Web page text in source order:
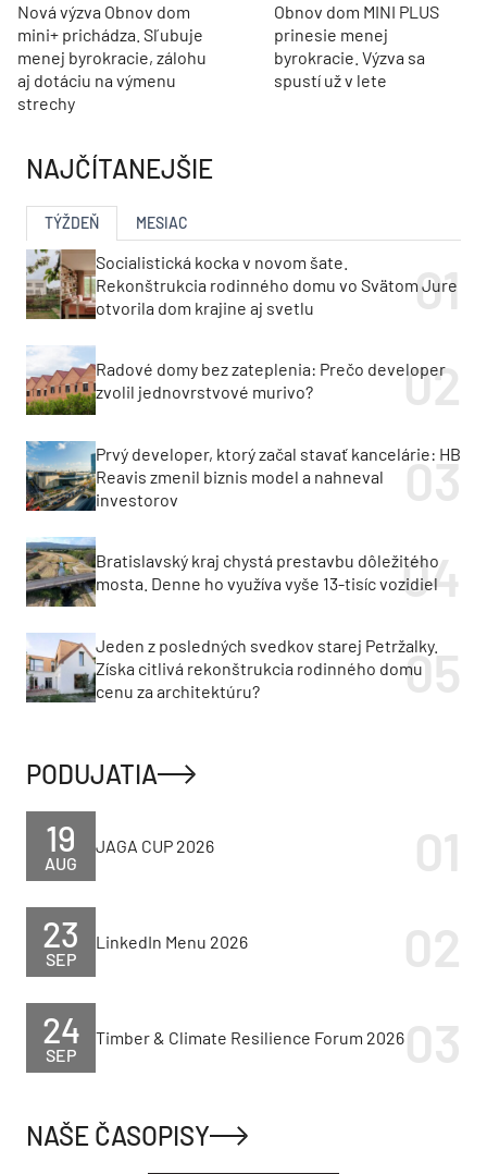
Nová výzva Obnov dom
mini+ prichádza. Sľubuje
menej byrokracie, zálohu
aj dotáciu na výmenu
strechy
Obnov dom MINI PLUS
prinesie menej
byrokracie. Výzva sa
spustí už v lete
NAJČÍTANEJŠIE
TÝŽDEŇ MESIAC
Socialistická kocka v novom šate.
Rekonštrukcia rodinného domu vo Svätom Jure
otvorila dom krajine aj svetlu
Radové domy bez zateplenia: Prečo developer
zvolil jednovrstvové murivo?
Prvý developer, ktorý začal stavať kancelárie: HB
Reavis zmenil biznis model a nahneval
investorov
Bratislavský kraj chystá prestavbu dôležitého
mosta. Denne ho využíva vyše 13-tisíc vozidiel
Jeden z posledných svedkov starej Petržalky.
Získa citlivá rekonštrukcia rodinného domu
cenu za architektúru?
PODUJATIA
AUG
19 JAGA CUP 2026
SEP
23 LinkedIn Menu 2026
SEP
24 Timber & Climate Resilience Forum 2026
NAŠE ČASOPISY